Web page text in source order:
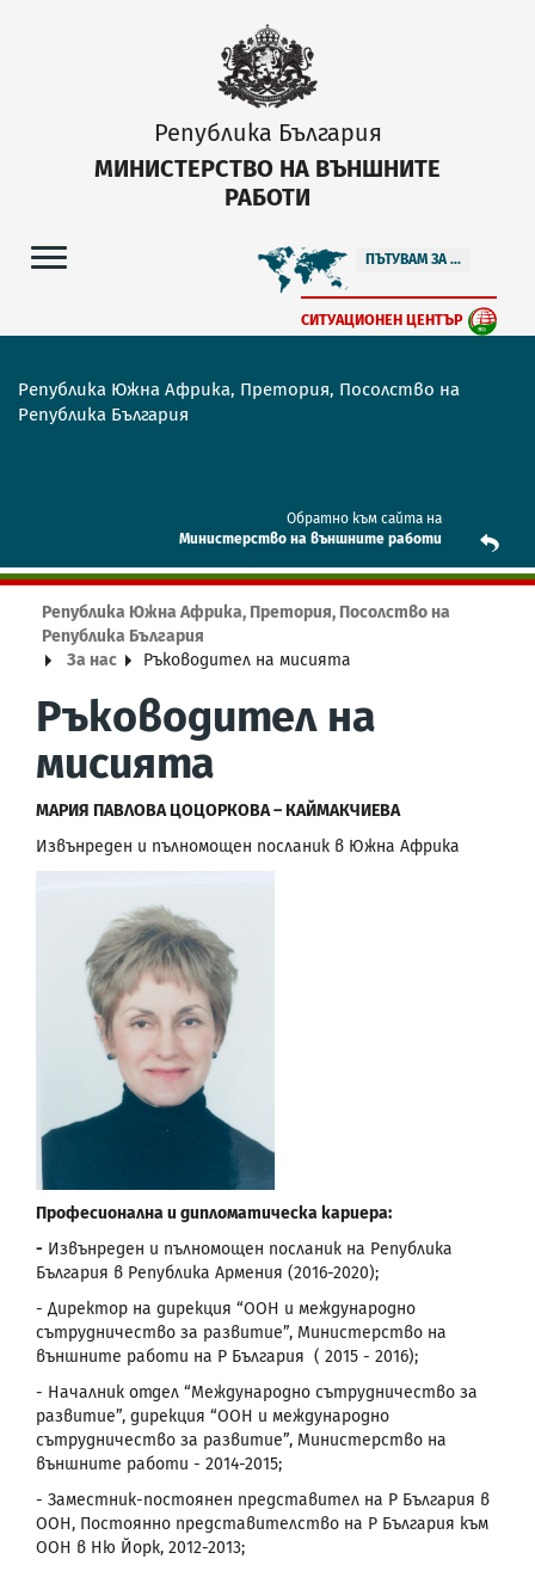
Република България
МИНИСТЕРСТВО НА ВЪНШНИТЕ
РАБОТИ
ПЪТУВАМ ЗА ...
СИТУАЦИОНЕН ЦЕНТЪР
Република Южна Африка, Претория, Посолство на
Република България
Обратно към сайта на
Mинистерство на външните работи
Република Южна Африка, Претория, Посолство на
Република България
За нас
Ръководител на мисията
Ръководител на
мисията
МАРИЯ ПАВЛОВА ЦОЦОРКОВА – КАЙМАКЧИЕВА
Извънреден и пълномощен посланик в Южна Африка
Професионална и дипломатическа кариера:
- Извънреден и пълномощен посланик на Република
България в Република Армения (2016-2020);
- Директор на дирекция “ООН и международно
сътрудничество за развитие”, Министерство на
външните работи на Р България ( 2015 - 2016);
- Началник отдел “Международно сътрудничество за
развитие”, дирекция “ООН и международно
сътрудничество за развитие”, Министерство на
външните работи - 2014-2015;
- Заместник-постоянен представител на Р България в
ООН, Постоянно представителство на Р България към
ООН в Ню Йорк, 2012-2013;